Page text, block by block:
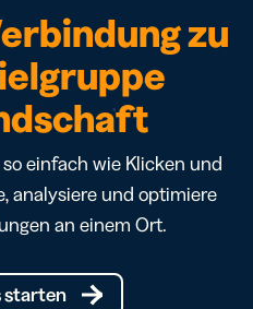
zu
einfach wie Klicken und
analysiere und optimiere
an einem Ort.
starten